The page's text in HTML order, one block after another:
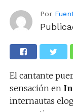
Por
El cantante
sensación en
internautas